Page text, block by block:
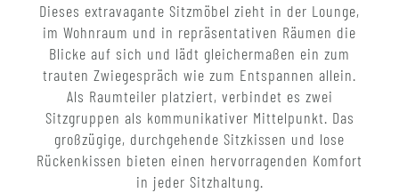
Dieses extravagante Sitzmöbel zieht in der Lounge,
im Wohnraum und in repräsentativen Räumen die
Blicke auf sich und lädt gleichermaßen ein zum
trauten Zwiegespräch wie zum Entspannen allein.
Als Raumteiler platziert, verbindet es zwei
Sitzgruppen als kommunikativer Mittelpunkt. Das
großzügige, durchgehende Sitzkissen und lose
Rückenkissen bieten einen hervorragenden Komfort
in jeder Sitzhaltung.